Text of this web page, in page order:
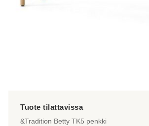
&Tradition Betty TK5 penkki